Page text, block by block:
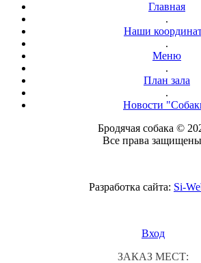
Главная
.
Наши
.
Меню
.
План зала
.
Новости
Бродячая собака ©
Все права
Разработка сайта: Si-
Вход
ЗАКАЗ МЕСТ: